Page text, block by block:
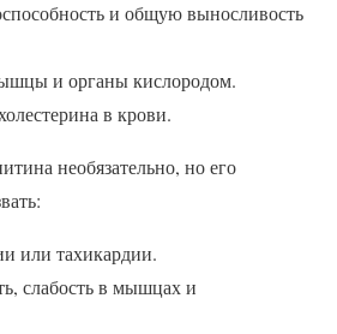
и общую выносливость
и органы кислородом.
в крови.
необязательно, но его
или тахикардии.
слабость в мышцах и